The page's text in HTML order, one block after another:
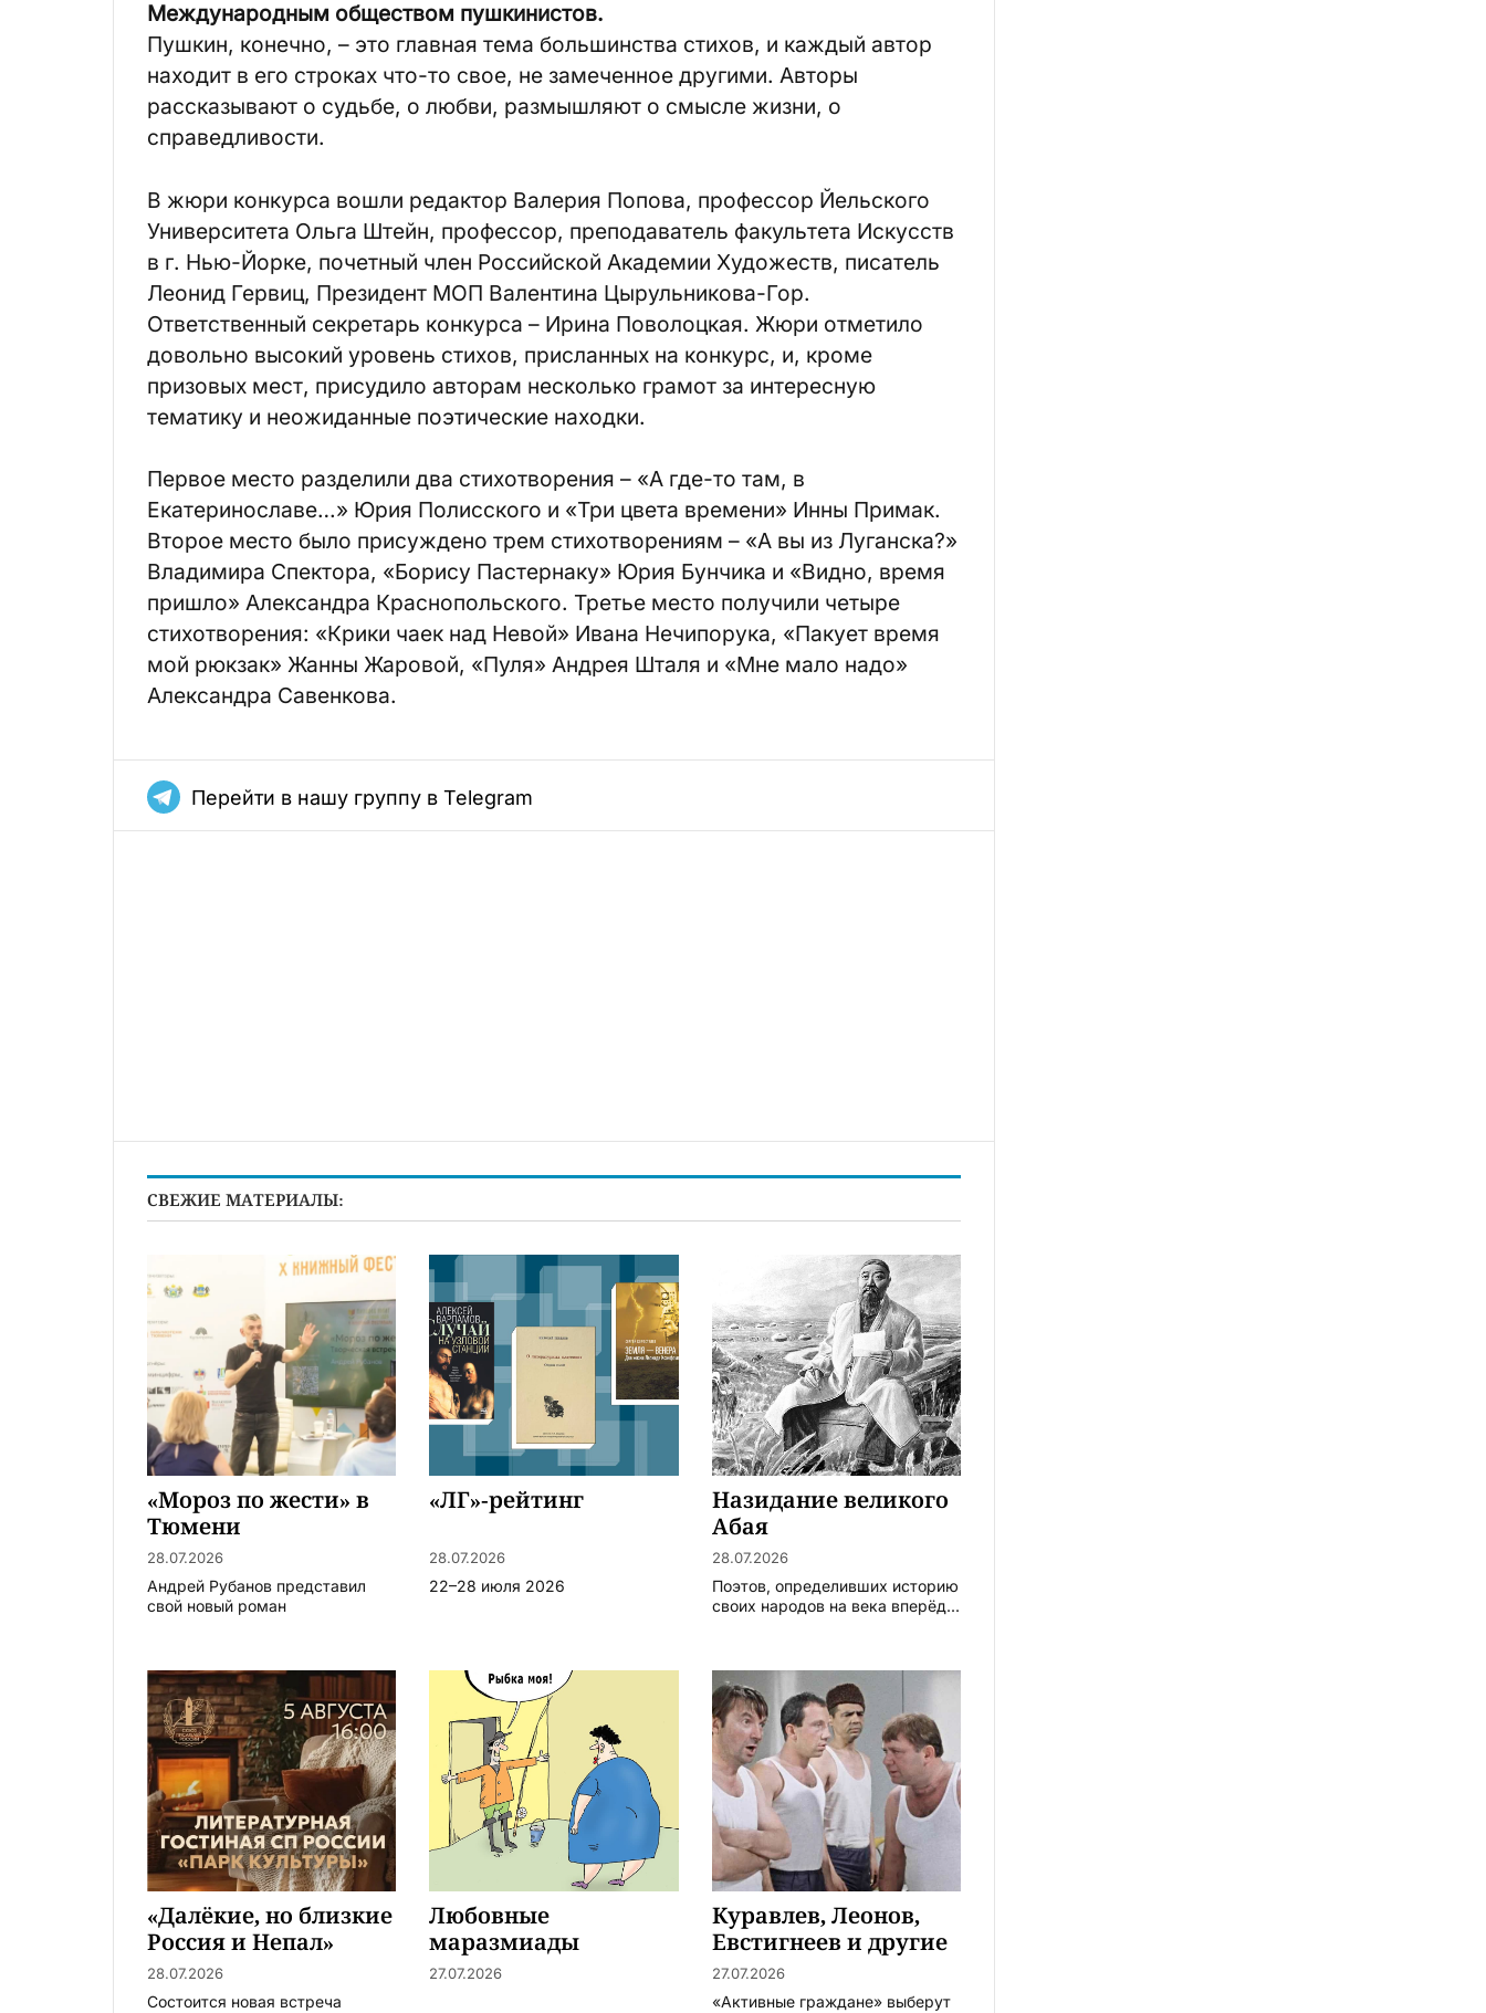
Международным обществом пушкинистов.
Пушкин, конечно, – это главная тема большинства стихов, и каждый автор
находит в его строках что-то свое, не замеченное другими. Авторы
рассказывают о судьбе, о любви, размышляют о смысле жизни, о
справедливости.
В жюри конкурса вошли редактор Валерия Попова, профессор Йельского
Университета Ольга Штейн, профессор, преподаватель факультета Искусств
в г. Нью-Йорке, почетный член Российской Академии Художеств, писатель
Леонид Гервиц, Президент МОП Валентина Цырульникова-Гор.
Ответственный секретарь конкурса – Ирина Поволоцкая. Жюри отметило
довольно высокий уровень стихов, присланных на конкурс, и, кроме
призовых мест, присудило авторам несколько грамот за интересную
тематику и неожиданные поэтические находки.
Первое место разделили два стихотворения – «А где-то там, в
Екатеринославе…» Юрия Полисского и «Три цвета времени» Инны Примак.
Второе место было присуждено трем стихотворениям – «А вы из Луганска?»
Владимира Спектора, «Борису Пастернаку» Юрия Бунчика и «Видно, время
пришло» Александра Краснопольского. Третье место получили четыре
стихотворения: «Крики чаек над Невой» Ивана Нечипорука, «Пакует время
мой рюкзак» Жанны Жаровой, «Пуля» Андрея Шталя и «Мне мало надо»
Александра Савенкова.
Перейти в нашу группу в Telegram
СВЕЖИЕ МАТЕРИАЛЫ:
«Мороз по жести» в
Тюмени
28.07.2026
Андрей Рубанов представил
свой новый роман
«ЛГ»-рейтинг
28.07.2026
22–28 июля 2026
Назидание великого
Абая
28.07.2026
Поэтов, определивших историю
своих народов на века вперёд...
«Далёкие, но близкие
Россия и Непал»
28.07.2026
Состоится новая встреча
Любовные
маразмиады
27.07.2026
Куравлев, Леонов,
Евстигнеев и другие
27.07.2026
«Активные граждане» выберут